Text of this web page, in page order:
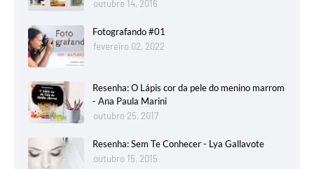
outubro 14, 2016
Fotografando #01
fevereiro 02, 2022
Resenha: O Lápis cor da pele do menino marrom
- Ana Paula Marini
outubro 25, 2017
Resenha: Sem Te Conhecer - Lya Gallavote
outubro 15, 2015